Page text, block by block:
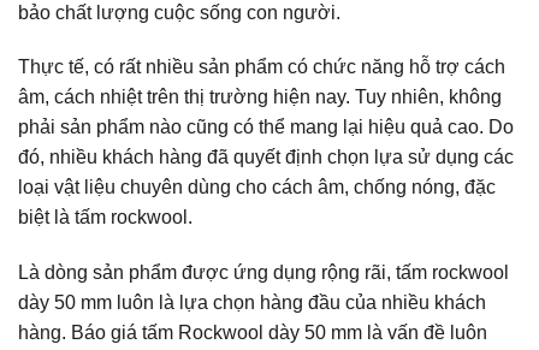
bảo chất lượng cuộc sống con người.
Thực tế, có rất nhiều sản phẩm có chức năng hỗ trợ cách
âm, cách nhiệt trên thị trường hiện nay. Tuy nhiên, không
phải sản phẩm nào cũng có thể mang lại hiệu quả cao. Do
đó, nhiều khách hàng đã quyết định chọn lựa sử dụng các
loại vật liệu chuyên dùng cho cách âm, chống nóng, đặc
biệt là tấm rockwool.
Là dòng sản phẩm được ứng dụng rộng rãi, tấm rockwool
dày 50 mm luôn là lựa chọn hàng đầu của nhiều khách
hàng. Báo giá tấm Rockwool dày 50 mm là vấn đề luôn